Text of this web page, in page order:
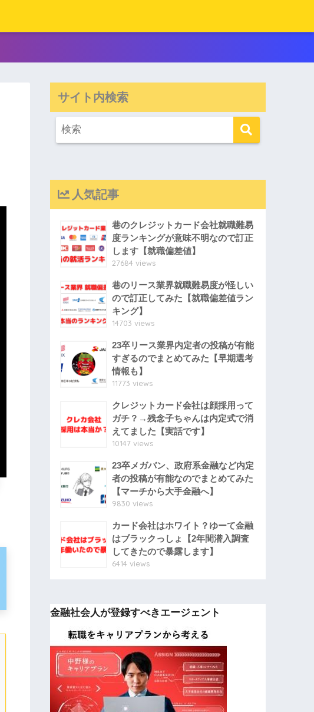
サイト内検索
人気記事
巷のクレジットカード会社就職難易
度ランキングが意味不明なので訂正
します【就職偏差値】
27684 views
巷のリース業界就職難易度が怪しい
ので訂正してみた【就職偏差値ラン
キング】
14703 views
23卒リース業界内定者の投稿が有能
すぎるのでまとめてみた【早期選考
情報も】
11773 views
クレジットカード会社は顔採用って
ガチ？→残念子ちゃんは内定式で消
えてました【実話です】
10147 views
23卒メガバン、政府系金融など内定
者の投稿が有能なのでまとめてみた
【マーチから大手金融へ】
9830 views
カード会社はホワイト？ゆーて金融
はブラックっしょ【2年間潜入調査
してきたので暴露します】
6414 views
金融社会人が登録すべきエージェント